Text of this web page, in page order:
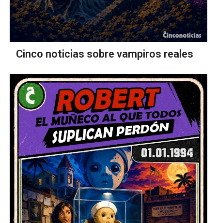
Cinco noticias sobre vampiros reales